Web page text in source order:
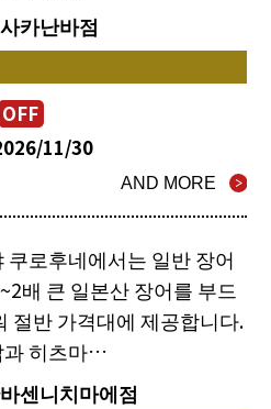
카난바점
OFF
11/30
AND MORE
쿠로후네에서는 일반 장어
배 큰 일본산 장어를 부드
절반 가격대에 제공합니다.
과 히츠마…
센니치마에점